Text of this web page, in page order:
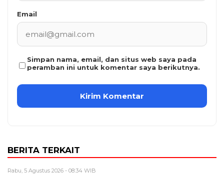
Email
Simpan nama, email, dan situs web saya pada
peramban ini untuk komentar saya berikutnya.
BERITA TERKAIT
Rabu, 5 Agustus 2026 - 08:34 WIB